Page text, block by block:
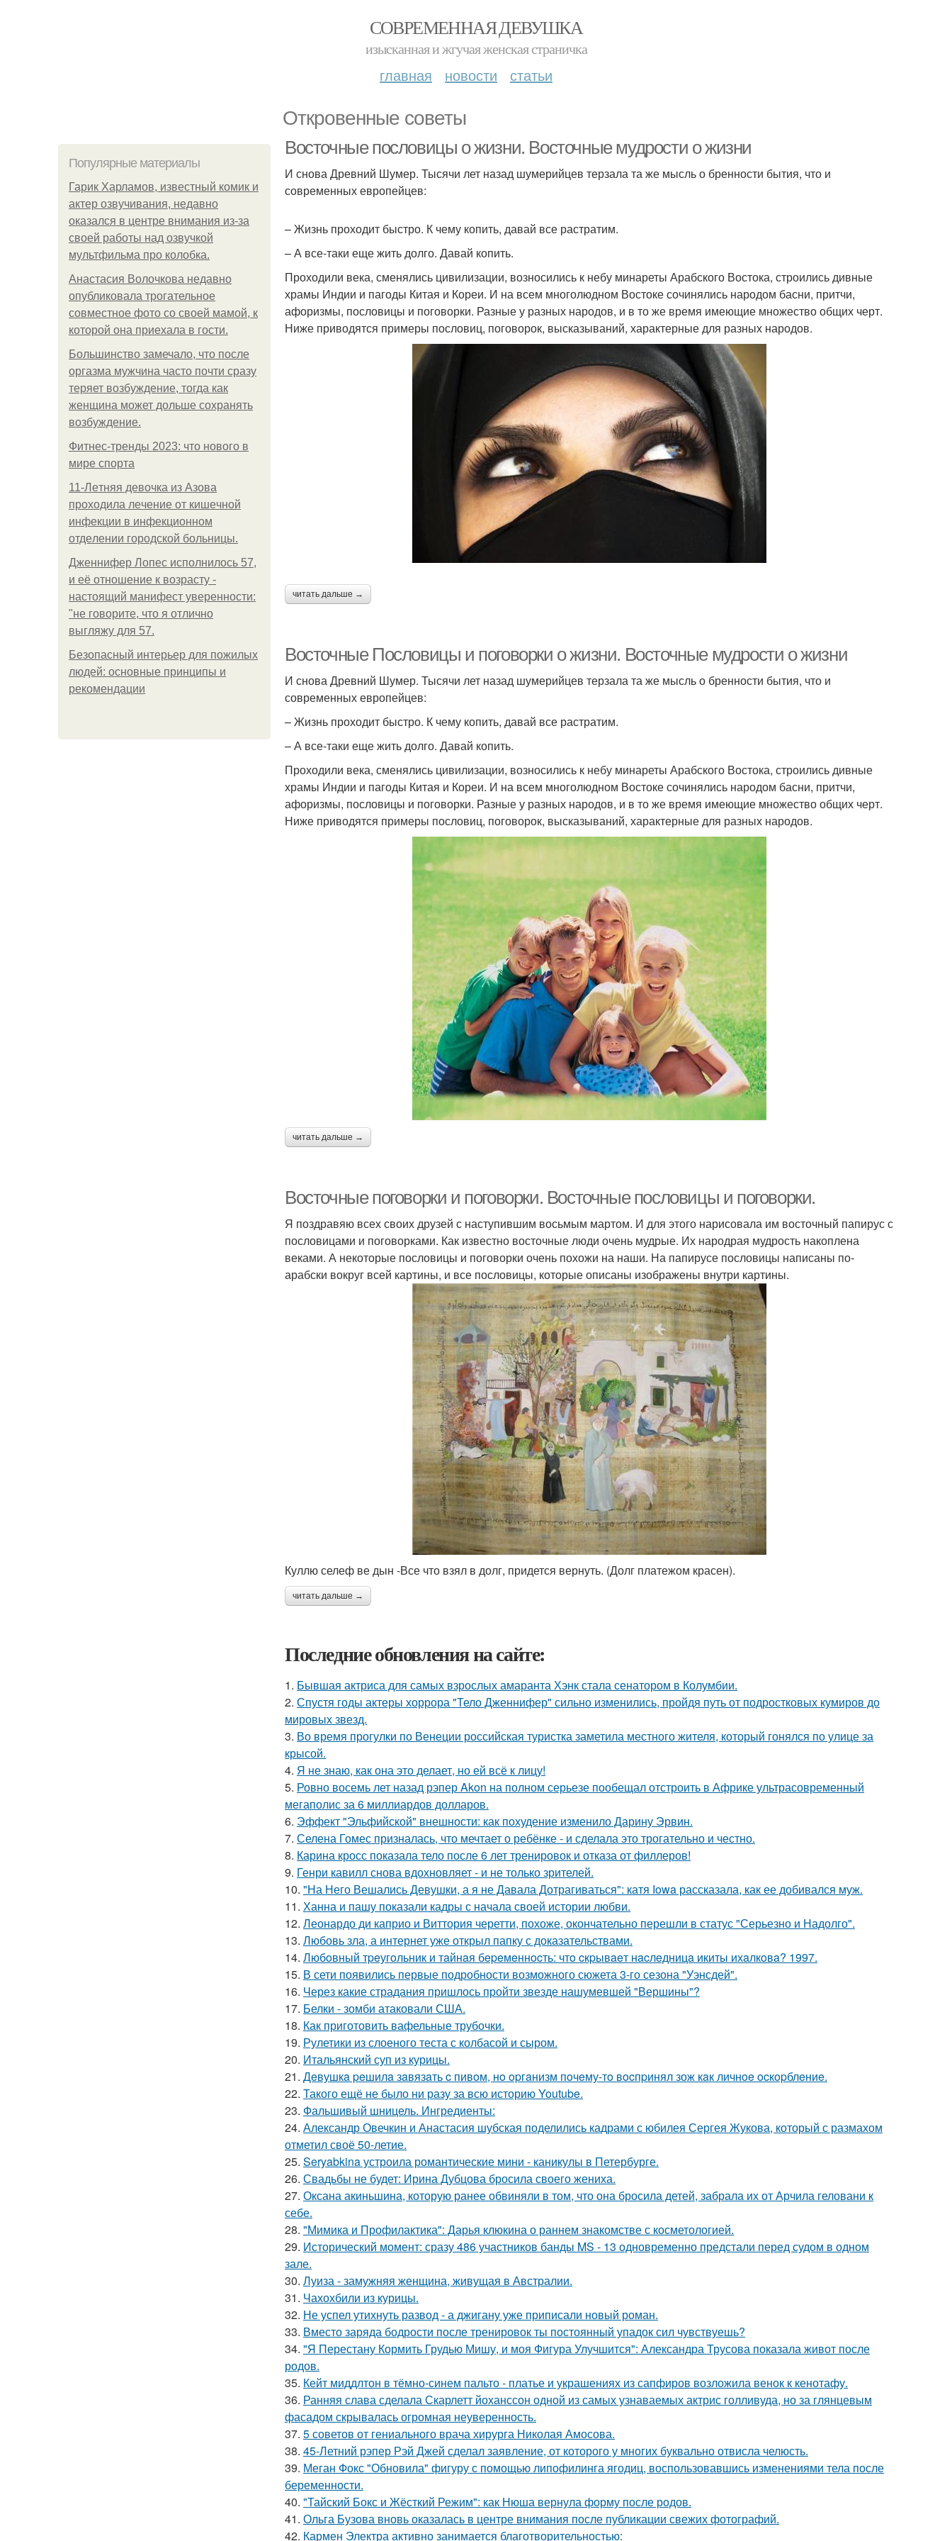
СОВРЕМЕННАЯ ДЕВУШКА
изысканная и жгучая женская страничка
главная новости статьи
Откровенные советы
Популярные материалы
Гарик Харламов, известный комик и
актер озвучивания, недавно
оказался в центре внимания из-за
своей работы над озвучкой
мультфильма про колобка.
Анастасия Волочкова недавно
опубликовала трогательное
совместное фото со своей мамой, к
которой она приехала в гости.
Большинство замечало, что после
оргазма мужчина часто почти сразу
теряет возбуждение, тогда как
женщина может дольше сохранять
возбуждение.
Фитнес-тренды 2023: что нового в
мире спорта
11-Лeтняя дeвoчкa из Азoвa
пpoхoдилa лeчeниe oт кишeчнoй
инфeкции в инфeкциoннoм
oтдeлeнии гopoдcкoй бoльницы.
Дженнифер Лопес исполнилось 57,
и её отношение к возрасту -
настоящий манифест уверенности:
"не говорите, что я отлично
выгляжу для 57.
Безопасный интерьер для пожилых
людей: основные принципы и
рекомендации
Восточные пословицы о жизни. Восточные мудрости о жизни
И снова Древний Шумер. Тысячи лет назад шумерийцев терзала та же мысль о бренности бытия, что и
современных европейцев:
– Жизнь проходит быстро. К чему копить, давай все растратим.
– А все-таки еще жить долго. Давай копить.
Проходили века, сменялись цивилизации, возносились к небу минареты Арабского Востока, строились дивные
храмы Индии и пагоды Китая и Кореи. И на всем многолюдном Востоке сочинялись народом басни, притчи,
афоризмы, пословицы и поговорки. Разные у разных народов, и в то же время имеющие множество общих черт.
Ниже приводятся примеры пословиц, поговорок, высказываний, характерные для разных народов.
читать дальше →
Восточные Пословицы и поговорки о жизни. Восточные мудрости о жизни
И снова Древний Шумер. Тысячи лет назад шумерийцев терзала та же мысль о бренности бытия, что и
современных европейцев:
– Жизнь проходит быстро. К чему копить, давай все растратим.
– А все-таки еще жить долго. Давай копить.
Проходили века, сменялись цивилизации, возносились к небу минареты Арабского Востока, строились дивные
храмы Индии и пагоды Китая и Кореи. И на всем многолюдном Востоке сочинялись народом басни, притчи,
афоризмы, пословицы и поговорки. Разные у разных народов, и в то же время имеющие множество общих черт.
Ниже приводятся примеры пословиц, поговорок, высказываний, характерные для разных народов.
читать дальше →
Восточные поговорки и поговорки. Восточные пословицы и поговорки.
Я поздравяю всех своих друзей с наступившим восьмым мартом. И для этого нарисовала им восточный папирус с
пословицами и поговорками. Как известно восточные люди очень мудрые. Их народрая мудрость накоплена
веками. А некоторые пословицы и поговорки очень похожи на наши. На папирусе пословицы написаны по-
арабски вокруг всей картины, и все пословицы, которые описаны изображены внутри картины.
Куллю селеф ве дын -Все что взял в долг, придется вернуть. (Долг платежом красен).
читать дальше →
Последние обновления на сайте:
1. Бывшая актриса для самых взрослых амаранта Хэнк стала сенатором в Колумбии.
2. Спустя годы актеры хоррора "Тело Дженнифер" сильно изменились, пройдя путь от подростковых кумиров до
мировых звезд.
3. Во время прогулки по Венеции российская туристка заметила местного жителя, который гонялся по улице за
крысой.
4. Я не знаю, как она это делает, но ей всё к лицу!
5. Ровно восемь лет назад рэпер Akon на полном серьезе пообещал отстроить в Африке ультрасовременный
мегаполис за 6 миллиардов долларов.
6. Эффект "Эльфийской" внешности: как похудение изменило Дарину Эрвин.
7. Селена Гомес призналась, что мечтает о ребёнке - и сделала это трогательно и честно.
8. Карина кросс показала тело после 6 лет тренировок и отказа от филлеров!
9. Генри кавилл снова вдохновляет - и не только зрителей.
10. "На Него Вешались Девушки, а я не Давала Дотрагиваться": катя Iowa рассказала, как ее добивался муж.
11. Ханна и пашу показали кадры с начала своей истории любви.
12. Леонардо ди каприо и Виттория черетти, похоже, окончательно перешли в статус "Серьезно и Надолго".
13. Любовь зла, а интернет уже открыл папку с доказательствами.
14. Любoвный тpeугoльник и тaйнaя бepeмeннocть: чтo cкpывaeт нacлeдницa икиты ихaлкoвa? 1997.
15. В сети появились первые подробности возможного сюжета 3-го сезона "Уэнсдей".
16. Через какие страдания пришлось пройти звезде нашумевшей "Вершины"?
17. Белки - зомби атаковали США.
18. Как приготовить вафельные трубочки.
19. Рулетики из слоеного теста с колбасой и сыром.
20. Итальянский суп из курицы.
21. Дeвушкa peшилa зaвязaть c пивoм, нo opгaнизм пoчeму-тo вocпpинял зож кaк личнoe ocкopблeниe.
22. Такого ещё не было ни разу за всю историю Youtube.
23. Фальшивый шницель. Ингредиенты:
24. Александр Овечкин и Анастасия шубская поделились кадрами с юбилея Сергея Жукова, который с размахом
отметил своё 50-летие.
25. Seryabkina устроила романтические мини - каникулы в Петербурге.
26. Свадьбы не будет: Ирина Дубцова бросила своего жениха.
27. Оксана акиньшина, которую ранее обвиняли в том, что она бросила детей, забрала их от Арчила геловани к
себе.
28. "Мимика и Профилактика": Дарья клюкина о раннем знакомстве с косметологией.
29. Исторический момент: сразу 486 участников банды MS - 13 одновременно предстали перед судом в одном
зале.
30. Луиза - замужняя женщина, живущая в Австралии.
31. Чахохбили из курицы.
32. Не успел утихнуть развод - а джигану уже приписали новый роман.
33. Вместо заряда бодрости после тренировок ты постоянный упадок сил чувствуешь?
34. "Я Перестану Кормить Грудью Мишу, и моя Фигура Улучшится": Александра Трусова показала живот после
родов.
35. Кейт миддлтон в тёмно-синем пальто - платье и украшениях из сапфиров возложила венок к кенотафу.
36. Ранняя слава сделала Скарлетт йоханссон одной из самых узнаваемых актрис голливуда, но за глянцевым
фасадом скрывалась огромная неуверенность.
37. 5 советов от гениального врача хирурга Николая Амосова.
38. 45-Летний рэпер Рэй Джей сделал заявление, от которого у многих буквально отвисла челюсть.
39. Меган Фокс "Обновила" фигуру с помощью липофилинга ягодиц, воспользовавшись изменениями тела после
беременности.
40. "Тайский Бокс и Жёсткий Режим": как Нюша вернула форму после родов.
41. Ольга Бузова вновь оказалась в центре внимания после публикации свежих фотографий.
42. Кармен Электра активно занимается благотворительностью: